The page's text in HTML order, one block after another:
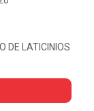
DE LATICINIOS